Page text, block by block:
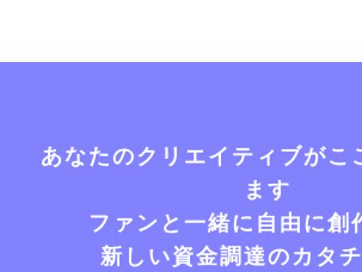
あなたのクリエイティブがこ
ます
ファンと一緒に自由に創
新しい資金調達のカタ